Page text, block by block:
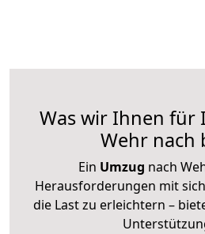
Was wir Ihnen für
Wehr nach
Ein Umzug nach
Herausforderungen mit
die Last zu erleichtern –